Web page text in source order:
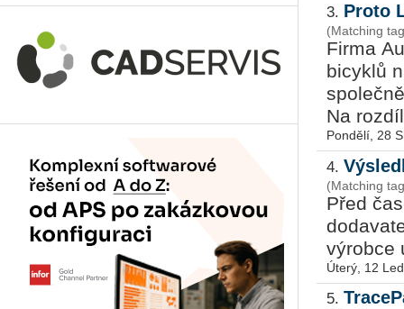
3. Proto
(Matching
Firma
bicyklů
Na
Pondělí, 28
4.
(Matching
Před
výrobce
Úterý, 12
5.